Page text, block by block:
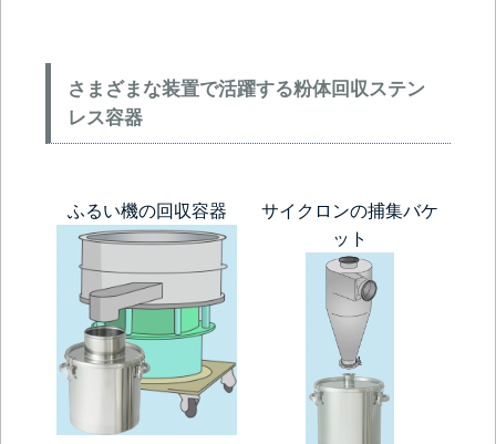
さまざまな装置で活躍する粉体回収ステン
レス容器
ふるい機の回収容器
サイクロンの捕集バケ
ット